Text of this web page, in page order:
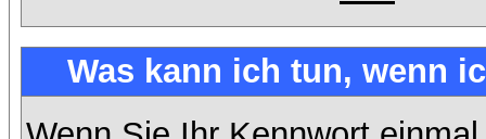
Was kann ich tun, wenn